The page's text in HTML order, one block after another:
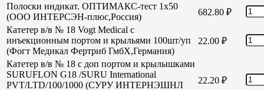
Полоски индикат. ОПТИМАКС-тест 1х50
(ООО ИНТЕРСЭН-плюс,Россия)
682.80 ₽
Катетер в/в № 18 Vogt Medical с
инъекционным портом и крыльями 100шт/уп
(Фогт Медикал Фертриб ГмбХ,Германия)
22.00 ₽
Катетер в/в № 18 с доп портом и крылышками
SURUFLON G18 /SURU International
PVT/LTD/100/1000 (СУРУ ИНТЕРНЭШНЛ
22.20 ₽